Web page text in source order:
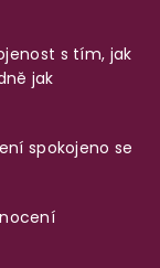
s tím, jak
jak
spokojeno se